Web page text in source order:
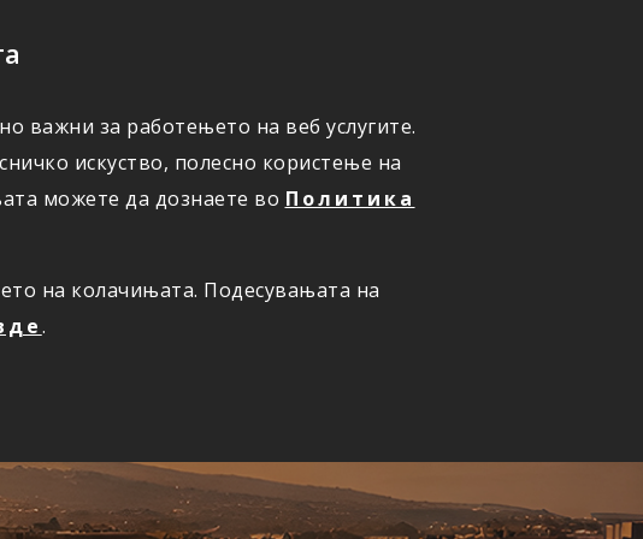
важни за работењето на веб услугите.
искуство, полесно користење на
можете да дознаете во Политика
на колачињата. Подесувањата на
.
ОНЛАЈН ПРИЈАВИ ШТЕТА